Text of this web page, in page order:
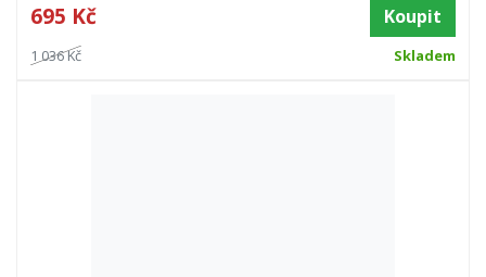
695 Kč Koupit
1 036 Kč Skladem